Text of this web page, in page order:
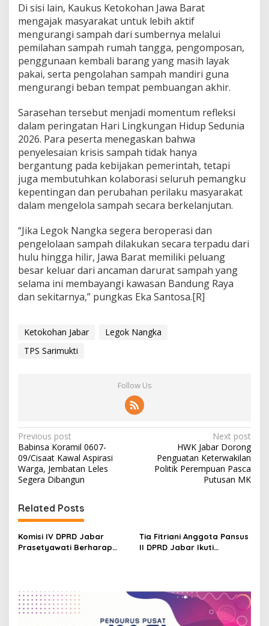
Di sisi lain, Kaukus Ketokohan Jawa Barat
mengajak masyarakat untuk lebih aktif
mengurangi sampah dari sumbernya melalui
pemilahan sampah rumah tangga, pengomposan,
penggunaan kembali barang yang masih layak
pakai, serta pengolahan sampah mandiri guna
mengurangi beban tempat pembuangan akhir.
Sarasehan tersebut menjadi momentum refleksi
dalam peringatan Hari Lingkungan Hidup Sedunia
2026. Para peserta menegaskan bahwa
penyelesaian krisis sampah tidak hanya
bergantung pada kebijakan pemerintah, tetapi
juga membutuhkan kolaborasi seluruh pemangku
kepentingan dan perubahan perilaku masyarakat
dalam mengelola sampah secara berkelanjutan.
“Jika Legok Nangka segera beroperasi dan
pengelolaan sampah dilakukan secara terpadu dari
hulu hingga hilir, Jawa Barat memiliki peluang
besar keluar dari ancaman darurat sampah yang
selama ini membayangi kawasan Bandung Raya
dan sekitarnya,” pungkas Eka Santosa.[R]
Ketokohan Jabar
Legok Nangka
TPS Sarimukti
Follow Us
P
o
s
t
n
a
v
i
a
t
Previous post
Babinsa Koramil 0607-
09/Cisaat Kawal Aspirasi
Warga, Jembatan Leles
Segera Dibangun
Next post
HWK Jabar Dorong
Penguatan Keterwakilan
Politik Perempuan Pasca
Putusan MK
Related Posts
Komisi IV DPRD Jabar
Prasetyawati Berharap
Tia Fitriani Anggota Pansus
II DPRD Jabar Ikuti